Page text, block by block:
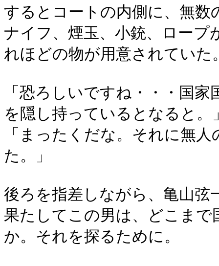
するとコートの内側に、無
ナイフ、煙玉、小銃、ロープ
れほどの物が用意されていた
「恐ろしいですね・・・国
を隠し持っているとなると。
「まったくだな。それに無
た。」
後ろを指差しながら、亀山弦
果たしてこの男は、どこま
か。それを探るために。